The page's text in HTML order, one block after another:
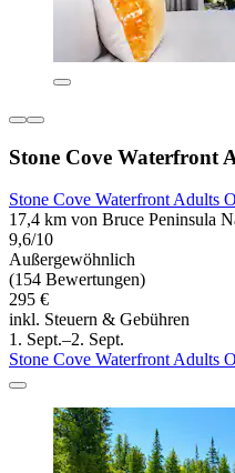
Stone Cove Waterfront
Stone Cove Waterfront Adults
17,4 km von Bruce Peninsula
9,6/10
Außergewöhnlich
(154 Bewertungen)
295 €
inkl. Steuern & Gebühren
1. Sept.–2. Sept.
Stone Cove Waterfront Adults